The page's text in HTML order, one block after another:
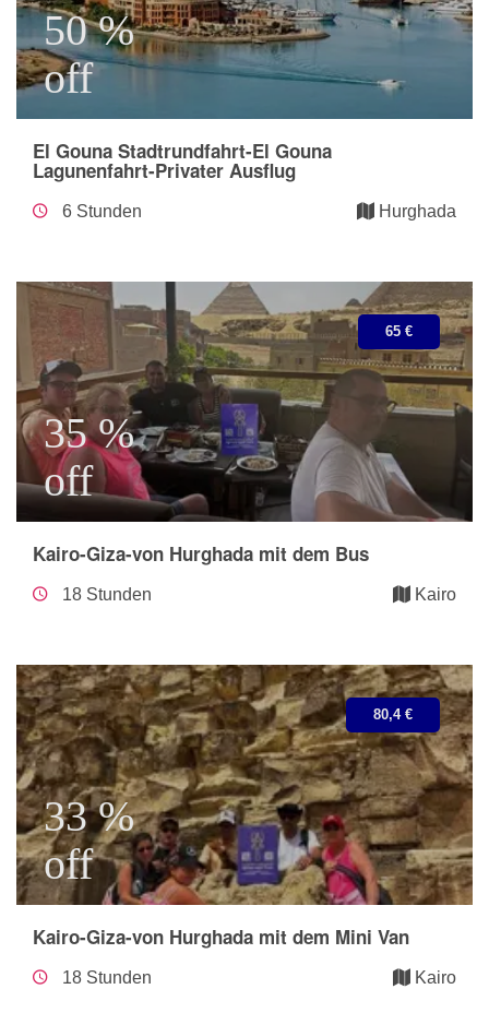
50 %
off
El Gouna Stadtrundfahrt-El Gouna
Lagunenfahrt-Privater Ausflug
6 Stunden Hurghada
65 €
35 %
off
Kairo-Giza-von Hurghada mit dem Bus
18 Stunden Kairo
80,4 €
33 %
off
Kairo-Giza-von Hurghada mit dem Mini Van
18 Stunden Kairo